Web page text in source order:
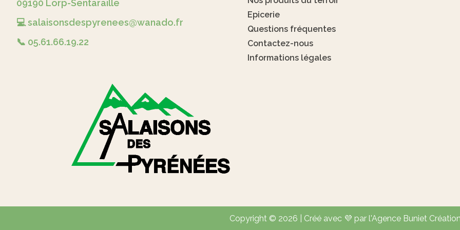
09190 Lorp-Sentaraille
💻 salaisonsdespyrenees@wanado.fr
📞 05.61.66.19.22
Epicerie
Questions fréquentes
Contactez-nous
Informations légales
Copyright © 2026 | Créé avec 💜 par l'Agence Buniet